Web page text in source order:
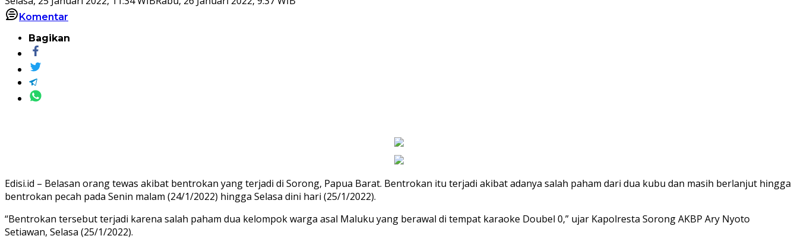
Komentar
Bagikan
Edisi.id – Belasan orang tewas akibat bentrokan yang terjadi di Sorong, Papua Barat. Bentrokan itu terjadi akibat adanya salah paham dari dua kubu dan masih berlanjut hingga
bentrokan pecah pada Senin malam (24/1/2022) hingga Selasa dini hari (25/1/2022).
“Bentrokan tersebut terjadi karena salah paham dua kelompok warga asal Maluku yang berawal di tempat karaoke Doubel 0,” ujar Kapolresta Sorong AKBP Ary Nyoto
Setiawan, Selasa (25/1/2022).